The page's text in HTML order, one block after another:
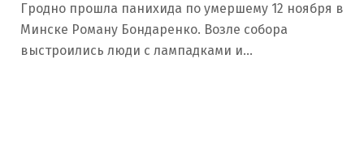
Гродно прошла панихида по умершему 12 ноября в
Минске Роману Бондаренко. Возле собора
выстроились люди с лампадками и…